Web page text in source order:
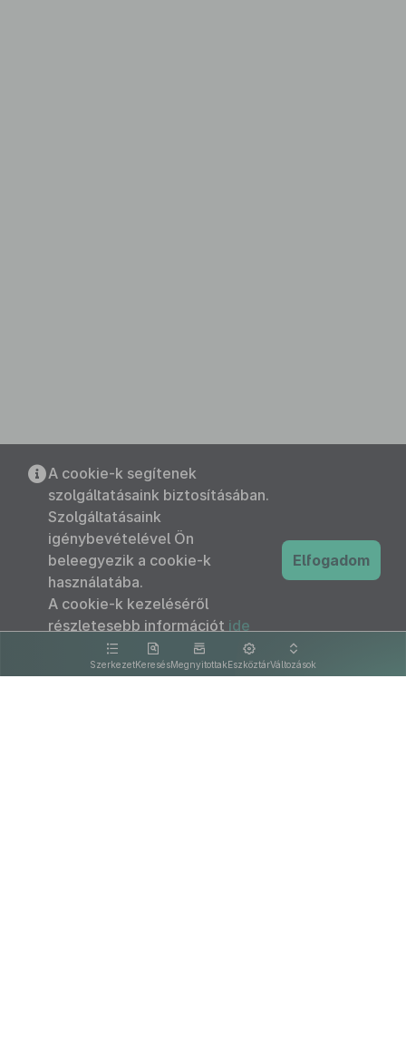
SzerkezetKeresésMegnyitottakEszköztárVáltozások
A cookie-k segítenek
szolgáltatásaink biztosításában.
Szolgáltatásaink
igénybevételével Ön
beleegyezik a cookie-k
használatába.
A cookie-k kezeléséről
részletesebb információt ide
kattintva olvashat.
Elfogadom